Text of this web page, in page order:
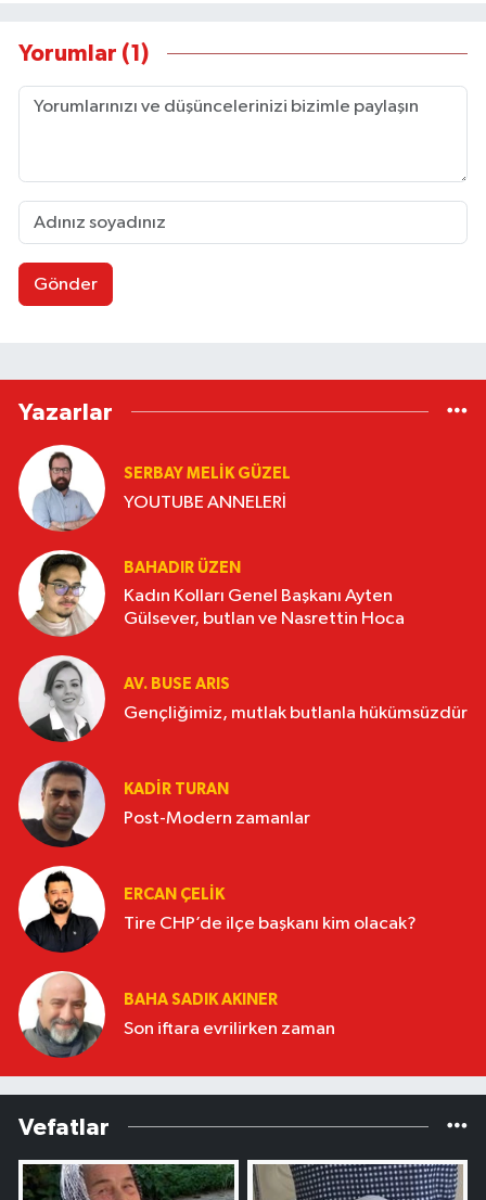
Yorumlar (1)
Gönder
Yazarlar
SERBAY MELIK GÜZEL
YOUTUBE ANNELERİ
BAHADIR ÜZEN
Kadın Kolları Genel Başkanı Ayten
Gülsever, butlan ve Nasrettin Hoca
AV. BUSE ARIS
Gençliğimiz, mutlak butlanla hükümsüzdür
KADIR TURAN
Post-Modern zamanlar
ERCAN ÇELIK
Tire CHP’de ilçe başkanı kim olacak?
BAHA SADIK AKINER
Son iftara evrilirken zaman
Vefatlar